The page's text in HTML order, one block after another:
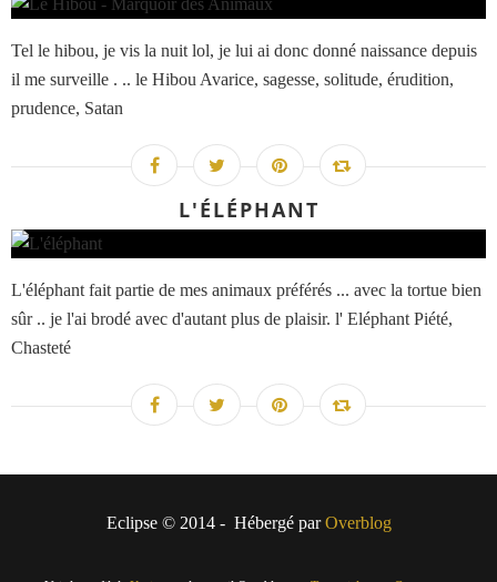
Tel le hibou, je vis la nuit lol, je lui ai donc donné naissance depuis
il me surveille . .. le Hibou Avarice, sagesse, solitude, érudition,
prudence, Satan
L'ÉLÉPHANT
L'éléphant fait partie de mes animaux préférés ... avec la tortue bien
sûr .. je l'ai brodé avec d'autant plus de plaisir. l' Eléphant Piété,
Chasteté
Eclipse © 2014 - Hébergé parOverblog